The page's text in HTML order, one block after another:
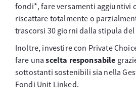
fondi*, fare versamenti aggiuntivi
riscattare totalmente o
trascorsi 30 giorni dalla stipula
Inoltre, investire con Private
fare unascelta responsabile
sottostanti sostenibili sia nella
Fondi Unit Linked.